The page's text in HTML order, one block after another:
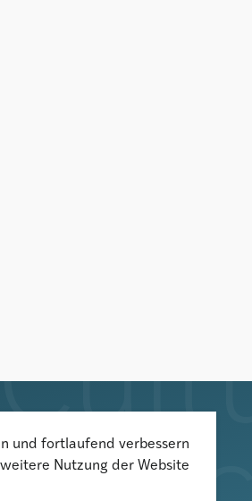
über
und fortlaufend verbessern
Nutzung der Website